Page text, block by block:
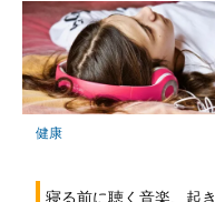
健康
寝る前に聴く音楽、起き